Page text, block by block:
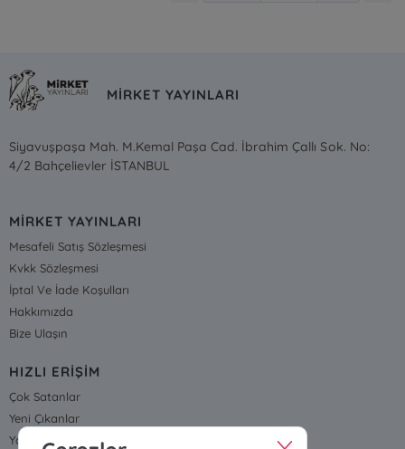
MİRKET YAYINLARI
Siyavuşpaşa Mah. M.Kemal Paşa Cad. İbrahim Çallı Sok. No:
4/2 Bahçelievler İSTANBUL
MİRKET YAYINLARI
Mesafeli Satış Sözleşmesi
Kvkk Sözleşmesi
İptal Ve İade Koşulları
Hakkımızda
Bize Ulaşın
HIZLI ERİŞİM
Çok Satanlar
Yeni Çıkanlar
Yayınevleri